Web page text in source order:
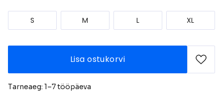
S M L XL
Lisa ostukorvi
Tarneaeg: 1–7 tööpäeva